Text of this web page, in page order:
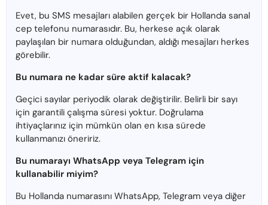
Evet, bu SMS mesajları alabilen gerçek bir Hollanda sanal
cep telefonu numarasıdır. Bu, herkese açık olarak
paylaşılan bir numara olduğundan, aldığı mesajları herkes
görebilir.
Bu numara ne kadar süre aktif kalacak?
Geçici sayılar periyodik olarak değiştirilir. Belirli bir sayı
için garantili çalışma süresi yoktur. Doğrulama
ihtiyaçlarınız için mümkün olan en kısa sürede
kullanmanızı öneririz.
Bu numarayı WhatsApp veya Telegram için
kullanabilir miyim?
Bu Hollanda numarasını WhatsApp, Telegram veya diğer